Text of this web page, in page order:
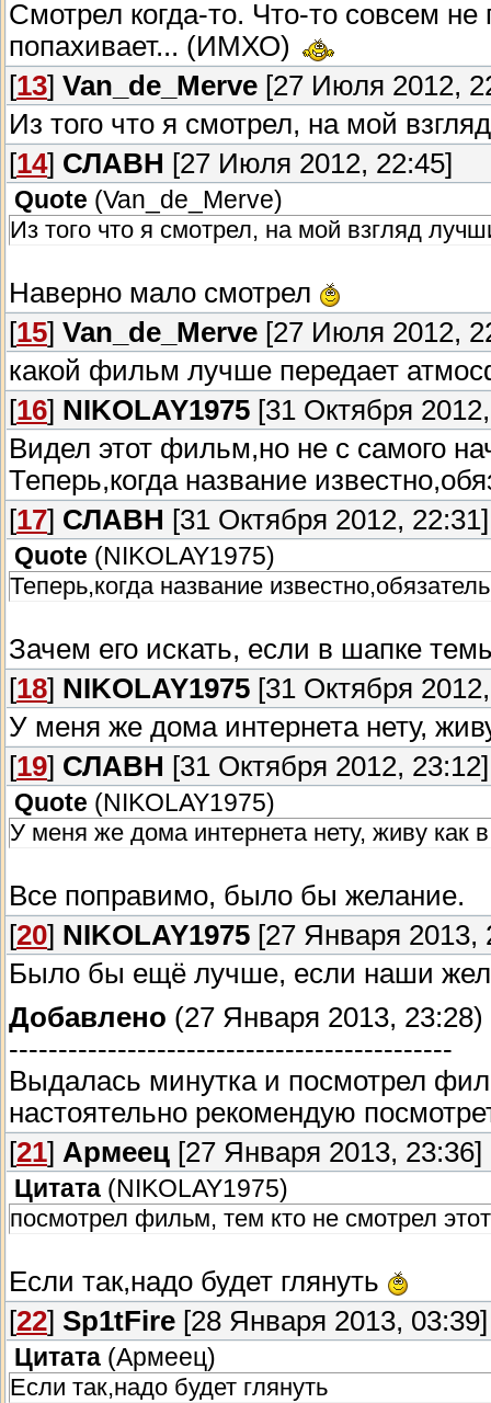
Смотрел когда-то. Что-то совсем
попахивает... (ИМХО)
[13] Van_de_Merve [27 Июля 2012,
Из того что я смотрел, на мой
[14] СЛАВН [27 Июля 2012, 22:45]
Quote (Van_de_Merve)
Из того что я смотрел, на мой взгляд
Наверно мало смотрел
[15] Van_de_Merve [27 Июля 2012,
какой фильм лучше передает
[16] NIKOLAY1975 [31 Октября
Видел этот фильм,но не с самого
Теперь,когда название
[17] СЛАВН [31 Октября 2012, 22:31]
Quote (NIKOLAY1975)
Теперь,когда название
Зачем его искать, если в шапке
[18] NIKOLAY1975 [31 Октября
У меня же дома интернета нету,
[19] СЛАВН [31 Октября 2012, 23:12]
Quote (NIKOLAY1975)
У меня же дома интернета нету, живу как
Все поправимо, было бы желание.
[20] NIKOLAY1975 [27 Января 2013,
Было бы ещё лучше, если наши
Добавлено (27 Января 2013, 23:28)
---------------------------------------------
Выдалась минутка и посмотрел
настоятельно рекомендую
[21] Армеец [27 Января 2013, 23:36]
Цитата (NIKOLAY1975)
посмотрел фильм, тем кто не смотрел
Если так,надо будет глянуть
[22] Sp1tFire [28 Января 2013, 03:39]
Цитата (Армеец)
Если так,надо будет глянуть